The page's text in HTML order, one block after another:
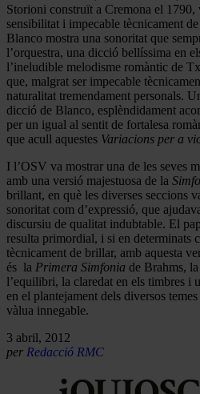
Storioni construït a Cremona el
sensibilitat i impecable tècnicament
Blanco mostra una sonoritat que
l’orquestra, una dicció bellíssima en
l’ineludible melodisme romàntic de
que, malgrat ser impecable
naturalitat tremendament personals.
dicció de Blanco, esplèndidament
per un igual al sentit de fortalesa
que acull aquestes Variacions per a
I l’OSV va mostrar una de les seves
amb una versió majestuosa de la
brillant, en què les diverses seccions
sonoritat com d’expressió, que
discursiu de qualitat indubtable. El
resulta primordial, i si en determinats
tècnicament de brillar, amb aquesta
és la Primera Simfonia de Brahms,
l’equilibri, la claredat en els timbres i
en el plantejament dels diversos
vàlua innegable.
3 abril, 2012
per Redacció RMC